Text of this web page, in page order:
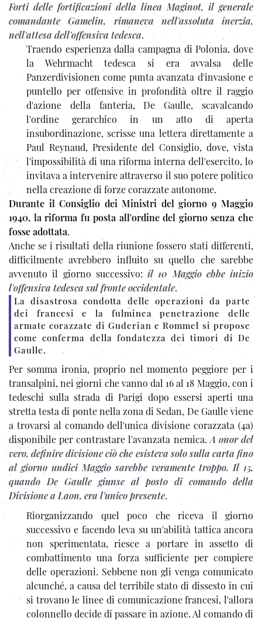
Forti delle fortificazioni della linea Maginot, il generale
comandante Gamelin, rimaneva nell'assoluta inerzia,
nell'attesa dell'offensiva tedesca.
Traendo esperienza dalla campagna di Polonia, dove
la Wehrmacht tedesca si era avvalsa delle
Panzerdivisionen come punta avanzata d'invasione e
puntello per offensive in profondità oltre il raggio
d'azione della fanteria, De Gaulle, scavalcando
l'ordine gerarchico in un atto di aperta
insubordinazione, scrisse una lettera direttamente a
Paul Reynaud, Presidente del Consiglio, dove, vista
l'impossibilità di una riforma interna dell'esercito, lo
invitava a intervenire attraverso il suo potere politico
nella creazione di forze corazzate autonome.
Durante il Consiglio dei Ministri del giorno 9 Maggio
1940, la riforma fu posta all'ordine del giorno senza che
fosse adottata.
Anche se i risultati della riunione fossero stati differenti,
difficilmente avrebbero influito su quello che sarebbe
avvenuto il giorno successivo: il 10 Maggio ebbe inizio
l'offensiva tedesca sul fronte occidentale.
La disastrosa condotta delle operazioni da parte
dei francesi e la fulminea penetrazione delle
armate corazzate di Guderian e Rommel si propose
come conferma della fondatezza dei timori di De
Gaulle.
Per somma ironia, proprio nel momento peggiore per i
transalpini, nei giorni che vanno dal 16 al 18 Maggio, con i
tedeschi sulla strada di Parigi dopo essersi aperti una
stretta testa di ponte nella zona di Sedan, De Gaulle viene
a trovarsi al comando dell'unica divisione corazzata (4a)
disponibile per contrastare l'avanzata nemica. A onor del
vero, definire divisione ciò che esisteva solo sulla carta fino
al giorno undici Maggio sarebbe veramente troppo. Il 15,
quando De Gaulle giunse al posto di comando della
Divisione a Laon, era l'unico presente.
Riorganizzando quel poco che riceva il giorno
successivo e facendo leva su un'abilità tattica ancora
non sperimentata, riesce a portare in assetto di
combattimento una forza sufficiente per compiere
delle operazioni. Sebbene non gli venga comunicato
alcunché, a causa del terribile stato di dissesto in cui
si trovano le linee di comunicazione francesi, l'allora
colonnello decide di passare in azione. Al comando di